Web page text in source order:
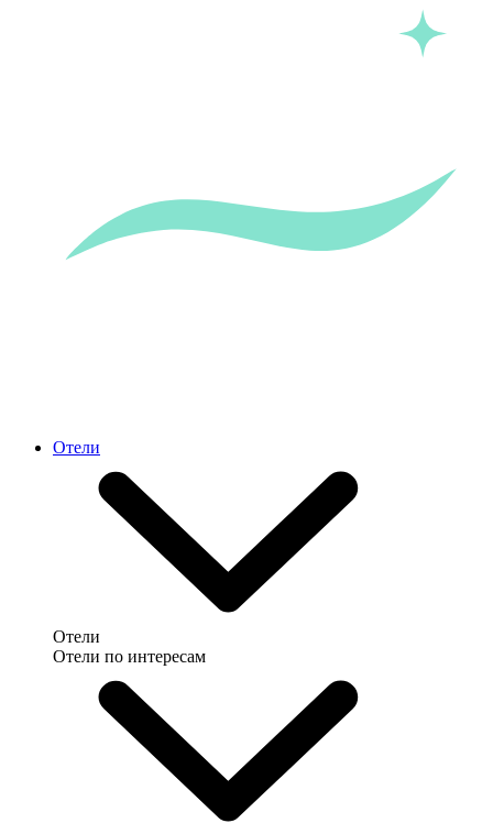
Отели
Отели
Отели по интересам